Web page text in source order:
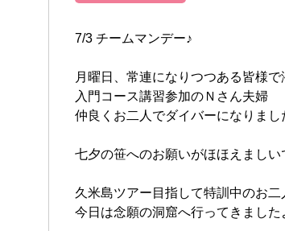
7/3 チームマンデー♪
月曜日、常連になりつつある皆様
入門コース講習参加のＮさん夫婦
仲良くお二人でダイバーになりまし
七夕の笹へのお願いがほほえましい
久米島ツアー目指して特訓中のお二
今日は念願の洞窟へ行ってきました